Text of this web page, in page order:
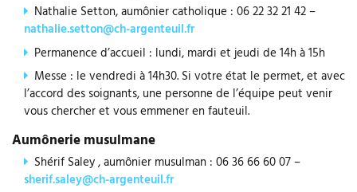
Nathalie Setton, aumônier catholique : 06 22 32 21 42 –
nathalie.setton@ch-argenteuil.fr
Permanence d’accueil : lundi, mardi et jeudi de 14h à 15h
Messe : le vendredi à 14h30. Si votre état le permet, et avec
l’accord des soignants, une personne de l’équipe peut venir
vous chercher et vous emmener en fauteuil.
Aumônerie musulmane
Shérif Saley , aumônier musulman : 06 36 66 60 07 –
sherif.saley@ch-argenteuil.fr